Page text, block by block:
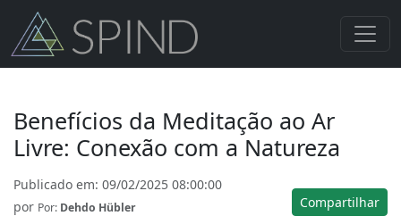
Benefícios da Meditação ao Ar
Livre: Conexão com a Natureza
Publicado em: 09/02/2025 08:00:00
por Por: Dehdo Hübler Compartilhar